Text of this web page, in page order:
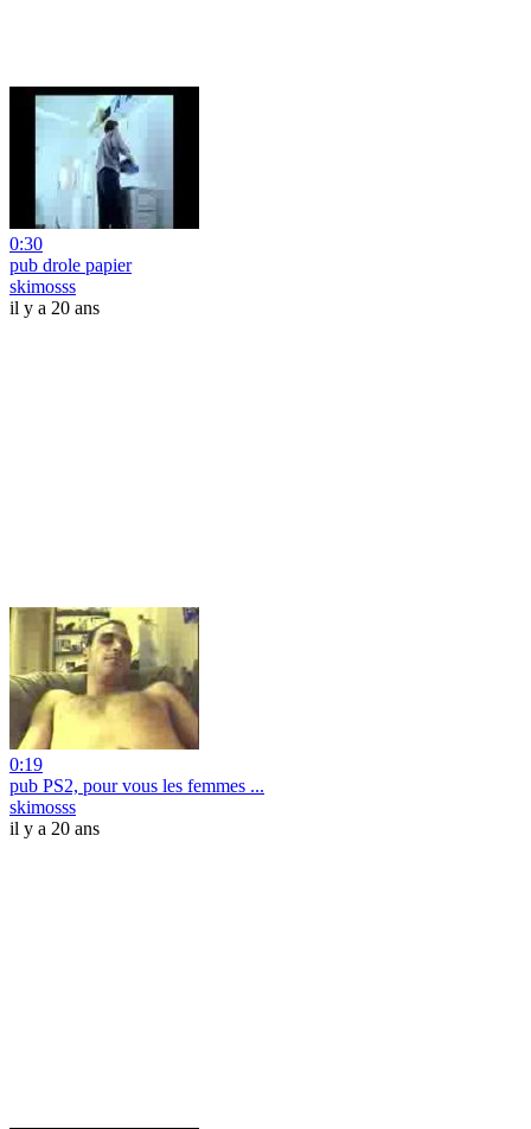
0:30
pub drole papier
skimosss
il y a 20 ans
0:19
pub PS2, pour vous les femmes ...
skimosss
il y a 20 ans